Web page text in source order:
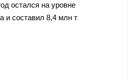
остался на уровне
и составил 8,4 млн т